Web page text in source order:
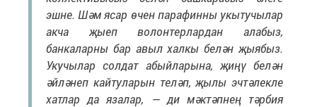
эшне. Шәм ясар өчен парафинны укытучылар
акча җыеп волонтерлардан алабыз,
банкаларны бар авыл халкы белән җыябыз.
Укучылар солдат абыйларына, җиңү белән
әйләнеп кайтуларын теләп, җылы эчтәлекле
хатлар да язалар, — ди мәктәпнең тәрбия